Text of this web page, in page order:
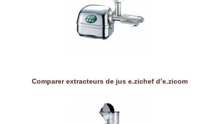
Comparer extracteurs de jus e.zichef d’e.zicom